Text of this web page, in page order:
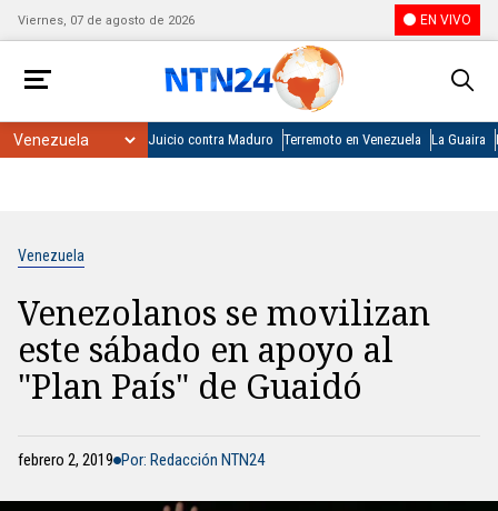
Viernes, 07 de agosto de 2026 EN VIVO
Juicio contra Maduro Terremoto en Venezuela La Guaira
Venezuela
Venezolanos se movilizan
este sábado en apoyo al
"Plan País" de Guaidó
febrero 2, 2019 Por: Redacción NTN24